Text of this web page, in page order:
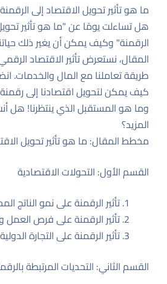
ما هو تأثير تحويل الاقتصاد إلى
هل تساءلت يومًا عن "ما هو تأثير
الرقمنة" وكيف يمكن أن يغير ذلك
المقال، نستعرض تأثير الاقتصاد
طريقة تعاملنا مع المال والخدمات.
كيف يمكن لتحويل اقتصادنا إلى
وما هو المستقبل الذي ينتظرنا! هل
المزيد؟
مخطط المقال: ما هو تأثير تحويل
القسم الأول: التحولات الاقتصادية
تأثير الرقمنة على نمو الناتج
تأثير الرقمنة على فرص العمل
تأثير الرقمنة على التجارة الدولية
القسم الثاني: التحديات المرتبطة